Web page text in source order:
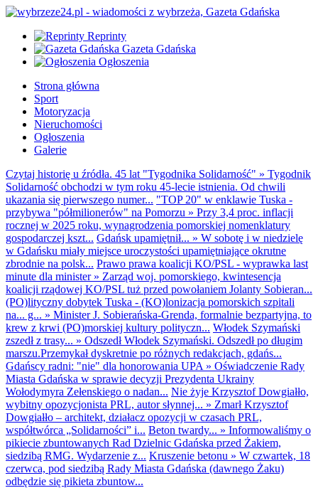
Reprinty
Gazeta Gdańska
Ogłoszenia
Strona główna
Sport
Motoryzacja
Nieruchomości
Ogłoszenia
Galerie
Czytaj historię u źródła. 45 lat "Tygodnika Solidarność" » Tygodnik
Solidarność obchodzi w tym roku 45-lecie istnienia. Od chwili
ukazania się pierwszego numer... "TOP 20" w enklawie Tuska -
przybywa "półmilionerów" na Pomorzu » Przy 3,4 proc. inflacji
rocznej w 2025 roku, wynagrodzenia pomorskiej nomenklatury
gospodarczej kszt... Gdańsk upamiętnił... » W sobotę i w niedzielę
w Gdańsku miały miejsce uroczystości upamiętniające okrutne
zbrodnie na polsk... Prawo prawa koalicji KO/PSL - wyprawka last
minute dla minister» Zarząd woj. pomorskiego, kwintesencja
koalicji rządowej KO/PSL tuż przed powołaniem Jolanty Sobieran...
(PO)lityczny dobytek Tuska - (KO)lonizacja pomorskich szpitali
na... g... » Minister J. Sobierańska-Grenda, formalnie bezpartyjna, to
krew z krwi (PO)morskiej kultury polityczn... Włodek Szymański
zszedł z trasy... » Odszedł Włodek Szymański. Odszedł po długim
marszu.Przemykał dyskretnie po różnych redakcjach, gdańs...
Gdańscy radni: "nie" dla honorowania UPA » Oświadczenie Rady
Miasta Gdańska w sprawie decyzji Prezydenta Ukrainy
Wołodymyra Zełenskiego o nadan... Nie żyje Krzysztof Dowgiałło,
wybitny opozycjonista PRL, autor słynnej... » Zmarł Krzysztof
Dowgiałło – architekt, działacz opozycji w czasach PRL,
współtwórca „Solidarności” i... Beton twardy... » Informowaliśmy o
pikiecie zbuntowanych Rad Dzielnic Gdańska przed Żakiem,
siedzibą RMG. Wydarzenie z... Kruszenie betonu » W czwartek, 18
czerwca, pod siedzibą Rady Miasta Gdańska (dawnego Żaku)
odbędzie się pikieta zbuntow...